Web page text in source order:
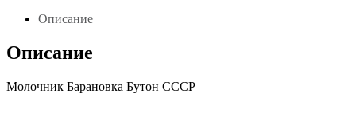
Описание
Описание
Молочник Барановка Бутон СССР